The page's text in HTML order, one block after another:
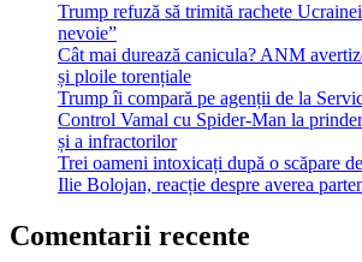
Trump refuză să trimită rachete
nevoie”
Cât mai durează canicula? ANM
și ploile torențiale
Trump îi compară pe agenții de la
Control Vamal cu Spider-Man la
și a infractorilor
Trei oameni intoxicați după o scăpare
Ilie Bolojan, reacție despre averea
Comentarii recente